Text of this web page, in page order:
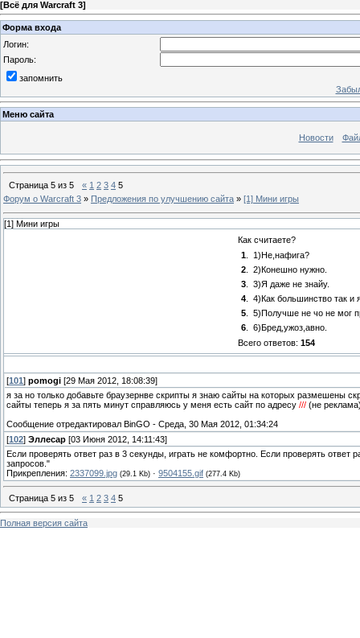
[Всё для Warcraft 3]
Форма входа
Логин:
Пароль:
запомнить
Меню сайта
Новости
Страница 5 из 5 « 1 2 3 4 5
Форум о Warcraft 3 » Предложения по улучшению сайта » [1] Мини игры
[1] Мини игры
Как считаете?
1
1)Не,нафига?
2
2)Конешно нужно.
3
3)Я даже не знайу.
4
4)Как большинство так и
5
5)Получше не чо не мог
6
6)Бред,ужоз,авно.
Всего ответов: 154
[101 ] pomogi [29 Мая 2012, 18:08:39]
я за но только добавьте браузернве скрипты я знаю сайты на которых размешены
сайты теперь я за пять минут справляюсь у меня есть сайт по адресу /// (не
Сообщение отредактировал BinGO - Среда, 30 Мая 2012, 01:34:24
[102] Эллесар [03 Июня 2012, 14:11:43]
Если проверять ответ раз в 3 секунды, играть не комфортно. Если проверять
запросов."
Прикрепления: 2337099.jpg (29.1 Kb) · 9504155.gif (277.4 Kb)
Страница 5 из 5 « 1 2 3 4 5
Полная версия сайта